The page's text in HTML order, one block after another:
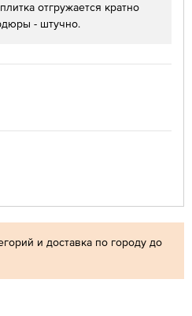
и доставка по городу до
отгружается кратно
- штучно.